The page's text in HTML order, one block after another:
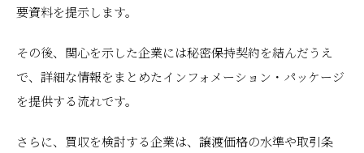
要資料を提示します。
その後、関心を示した企業には秘密保持契約を結んだうえ
で、詳細な情報をまとめたインフォメーション・パッケージ
を提供する流れです。
さらに、買収を検討する企業は、譲渡価格の水準や取引条